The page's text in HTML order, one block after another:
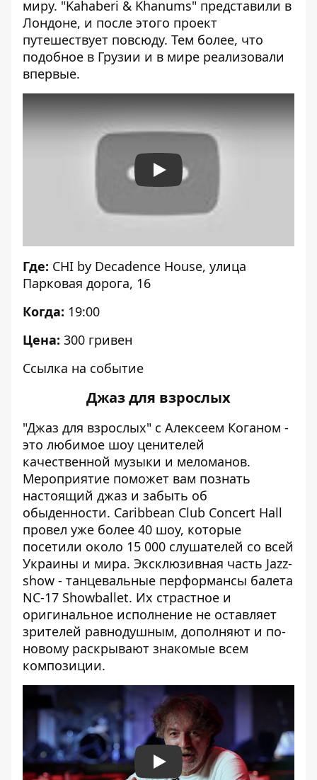
миру. "Kahaberi & Khanums" представили в
Лондоне, и после этого проект
путешествует повсюду. Тем более, что
подобное в Грузии и в мире реализовали
впервые.
Play
Где: CHI by Decadence House, улица
Парковая дорога, 16
Когда: 19:00
Цена: 300 гривен
Ссылка на событие
Джаз для взрослых
"Джаз для взрослых" с Алексеем Коганом -
это любимое шоу ценителей
качественной музыки и меломанов.
Мероприятие поможет вам познать
настоящий джаз и забыть об
обыденности. Caribbean Club Concert Hall
провел уже более 40 шоу, которые
посетили около 15 000 слушателей со всей
Украины и мира. Эксклюзивная часть Jazz-
show - танцевальные перформансы балета
NC-17 Showballet. Их страстное и
оригинальное исполнение не оставляет
зрителей равнодушным, дополняют и по-
новому раскрывают знакомые всем
композиции.
Play